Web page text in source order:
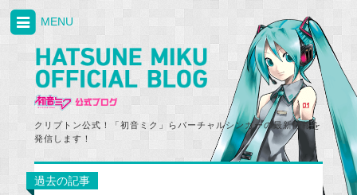
クリプトン公式！「初音ミク」らバーチャルシンガーの最新情報を
発信します！
MENU
過去の記事